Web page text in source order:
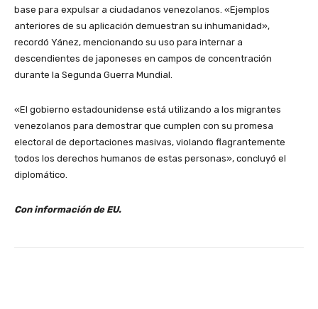
base para expulsar a ciudadanos venezolanos. «Ejemplos
anteriores de su aplicación demuestran su inhumanidad»,
recordó Yánez, mencionando su uso para internar a
descendientes de japoneses en campos de concentración
durante la Segunda Guerra Mundial.
«El gobierno estadounidense está utilizando a los migrantes
venezolanos para demostrar que cumplen con su promesa
electoral de deportaciones masivas, violando flagrantemente
todos los derechos humanos de estas personas», concluyó el
diplomático.
Con información de EU.